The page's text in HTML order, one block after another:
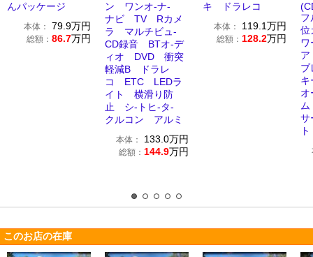
んパッケージ
本体： 79.9万円
総額： 86.7万円
ン ワンオ-ナ-
ナビ TV Rカメ
ラ マルチビュ-
CD録音 BTオ-デ
ィオ DVD 衝突
軽減B ドラレ
コ ETC LEDラ
イト 横滑り防
止 シ-トヒ-タ-
クルコン アルミ
本体： 133.0万円
総額： 144.9万円
キ ドラレコ
本体： 119.1万円
総額： 128.2万円
フ
位
ワ
オ
サ
このお店の在庫